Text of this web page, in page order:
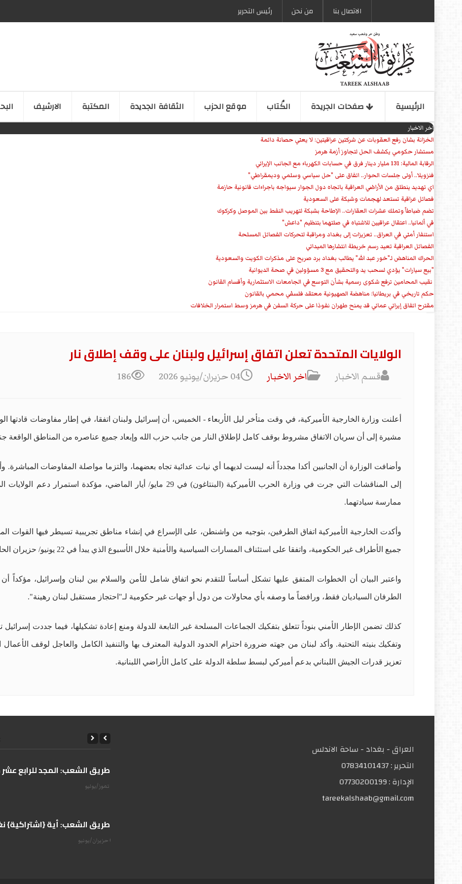
الاتصال بنا من نحن رئیس التحریر
الرئیسیة صفحات الجریدة الكُتاب موقع الحزب الثقافة الجدیدة المكتبة الارشیف
اخر الاخبار
الخزانة بشان رفع العقوبات عن شركتين عراقيتين: لا يعني حصانة دائمة
مستشار حكومي يكشف الحل لتجاوز أزمة هرمز
الرقابة المالية: 131 مليار دينار فرق في حسابات الكهرباء مع الجانب الإيراني
فنزويلا.. أولى جلسات الحوار.. اتفاق على "حل سياسي وسلمي وديمقراطي"
اي تهديد ينطلق من الأراضي العراقية باتجاه دول الجوار سيواجه باجراءات قانونية حازمة
فصائل عراقية تستعد لهجمات وشيكة على السعودية
تضم ضباطاً وتملك عشرات العقارات.. الإطاحة بشبكة لتهريب النفط بين الموصل وكركوك
في ألمانيا.. اعتقال عراقيين للاشتباه في صلتهما بتنظيم "داعش"
استنفار أمني في العراق.. تعزيزات إلى بغداد ومراقبة لتحركات الفصائل المسلحة
الفصائل العراقية تعيد رسم خريطة انتشارها الميداني
الحراك المناهض لـ"خور عبد الله" يطالب بغداد برد صريح على مذكرات الكويت والسعودية
"بيع سيارات" يؤدي لسحب يد والتحقيق مع 3 مسؤولين في صحة الديوانية
‏ نقيب المحامين ترفع شكوى رسمية بشأن التوسع في الجامعات الاستثمارية وأقسام القانون
حكم تاريخي في بريطانيا: مناهضة الصهيونية معتقد فلسفي محمي بالقانون
مقترح اتفاق إيراني عماني قد يمنح طهران نفوذا على حركة السفن في هرمز وسط استمرار الخلافات
الولايات المتحدة تعلن اتفاق إسرائيل ولبنان على وقف إطلاق نار
قسم الاخبار اخر الاخبار 04 حزيران/يونيو 2026 186
أعلنت وزارة الخارجية الأميركية، في وقت متأخر ليل الأربعاء - الخميس، أن إسرائيل ولبنان اتفقا، في إطار مفاوضات قادتها
مشيرة إلى أن سريان الاتفاق مشروط بوقف كامل لإطلاق النار من جانب حزب الله وإبعاد جميع عناصره من المناطق الواقعة
وأضافت الوزارة أن الجانبين أكدا مجدداً أنه ليست لديهما أي نيات عدائية تجاه بعضهما، والتزما مواصلة المفاوضات المباشرة.
إلى المناقشات التي جرت في وزارة الحرب الأميركية (البنتاغون) في 29 مايو/ أيار
ممارسة سيادتهما.
وأكدت الخارجية الأميركية اتفاق الطرفين، بتوجيه من واشنطن، على الإسراع في إنشاء مناطق تجريبية تسيطر فيها القوات
جميع الأطراف غير الحكومية، واتفقا على استئناف المسارات السياسية والأمنية خلال الأسبوع الذي يبدأ في 22 يونيو/ حزيران الحالي بهدف التوصل إلى اتفاق شامل.
واعتبر البيان أن الخطوات المتفق عليها تشكل أساساً للتقدم نحو اتفاق شامل للأمن والسلام بين لبنان وإسرائيل، مؤكداً
الطرفان السياديان فقط، ورافضاً ما وصفه بأي محاولات من دول أو جهات غير حكومية لـ"احتجاز مستقبل لبنان رهينة".
كذلك تضمن الإطار الأمني بنوداً تتعلق بتفكيك الجماعات المسلحة غير التابعة للدولة ومنع إعادة تشكيلها، فيما جددت
وتفكيك بنيته التحتية. وأكد لبنان من جهته ضرورة احترام الحدود الدولية المعترف بها والتنفيذ الكامل والعاجل لوقف الأعمال
تعزيز قدرات الجيش اللبناني بدعم أميركي لبسط سلطة الدولة على كامل الأراضي اللبنانية.
العراق - بغداد - ساحة الاندلس
التحریر :07834101437
الإدارة :07730200199
tareekalshaab@gmail.com
على طريق الشعب: المجد للرابع
على طريق الشعب: أية {اشتراكية}
07 حزيران/يونيو